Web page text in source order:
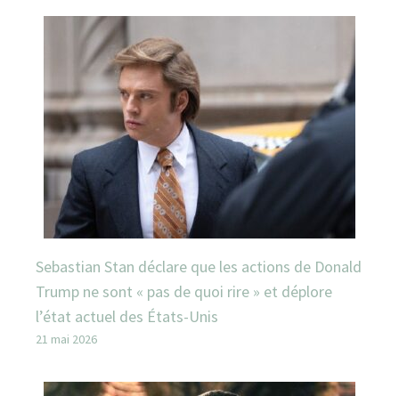
Sebastian Stan déclare que les actions de Donald
Trump ne sont « pas de quoi rire » et déplore
l’état actuel des États-Unis
21 mai 2026